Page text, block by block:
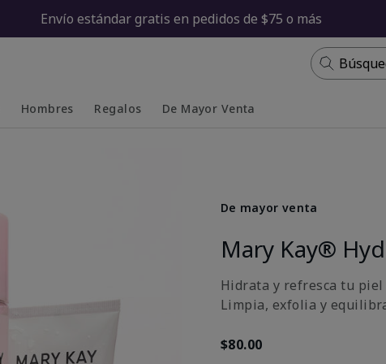
Envío estándar gratis en pedidos de $75 o más
Hombres Regalos De Mayor Venta
De mayor venta
Mary Kay®
Hidrata y refresca tu piel
Limpia, exfolia y
$80.00